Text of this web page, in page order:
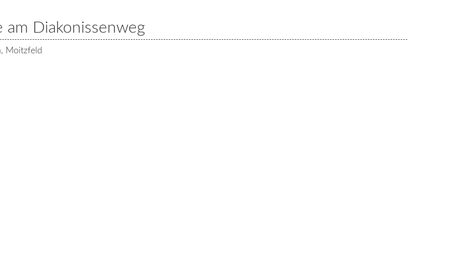
am Diakonissenweg
Moitzfeld